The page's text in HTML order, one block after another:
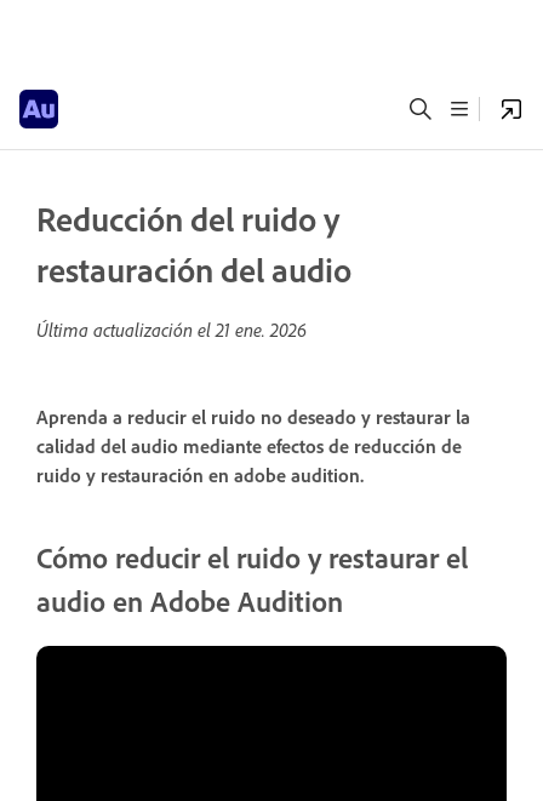
Reducción del ruido y
restauración del audio
Última actualización el21 ene. 2026
Aprenda a reducir el ruido no deseado y restaurar la
calidad del audio mediante efectos de reducción de
ruido y restauración en adobe audition.
Cómo reducir el ruido y restaurar el
audio en Adobe Audition